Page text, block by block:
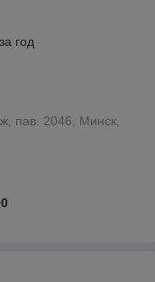
год
пав. 2046, Минск,